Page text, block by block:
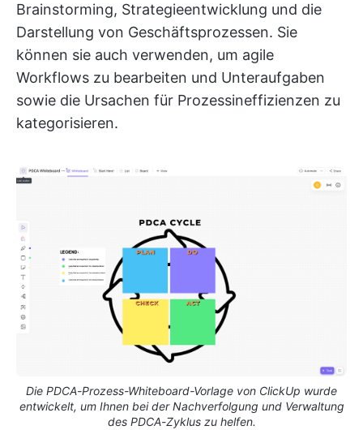
Brainstorming, Strategieentwicklung und die
Darstellung von Geschäftsprozessen. Sie
können sie auch verwenden, um agile
Workflows zu bearbeiten und Unteraufgaben
sowie die Ursachen für Prozessineffizienzen zu
kategorisieren.
Die PDCA-Prozess-Whiteboard-Vorlage von ClickUp wurde
entwickelt, um Ihnen bei der Nachverfolgung und Verwaltung
des PDCA-Zyklus zu helfen.